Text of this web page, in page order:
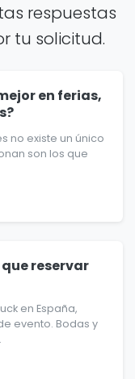
respuestas
tu solicitud.
en ferias,
no existe un único
son los que
reservar
en España,
evento. Bodas y